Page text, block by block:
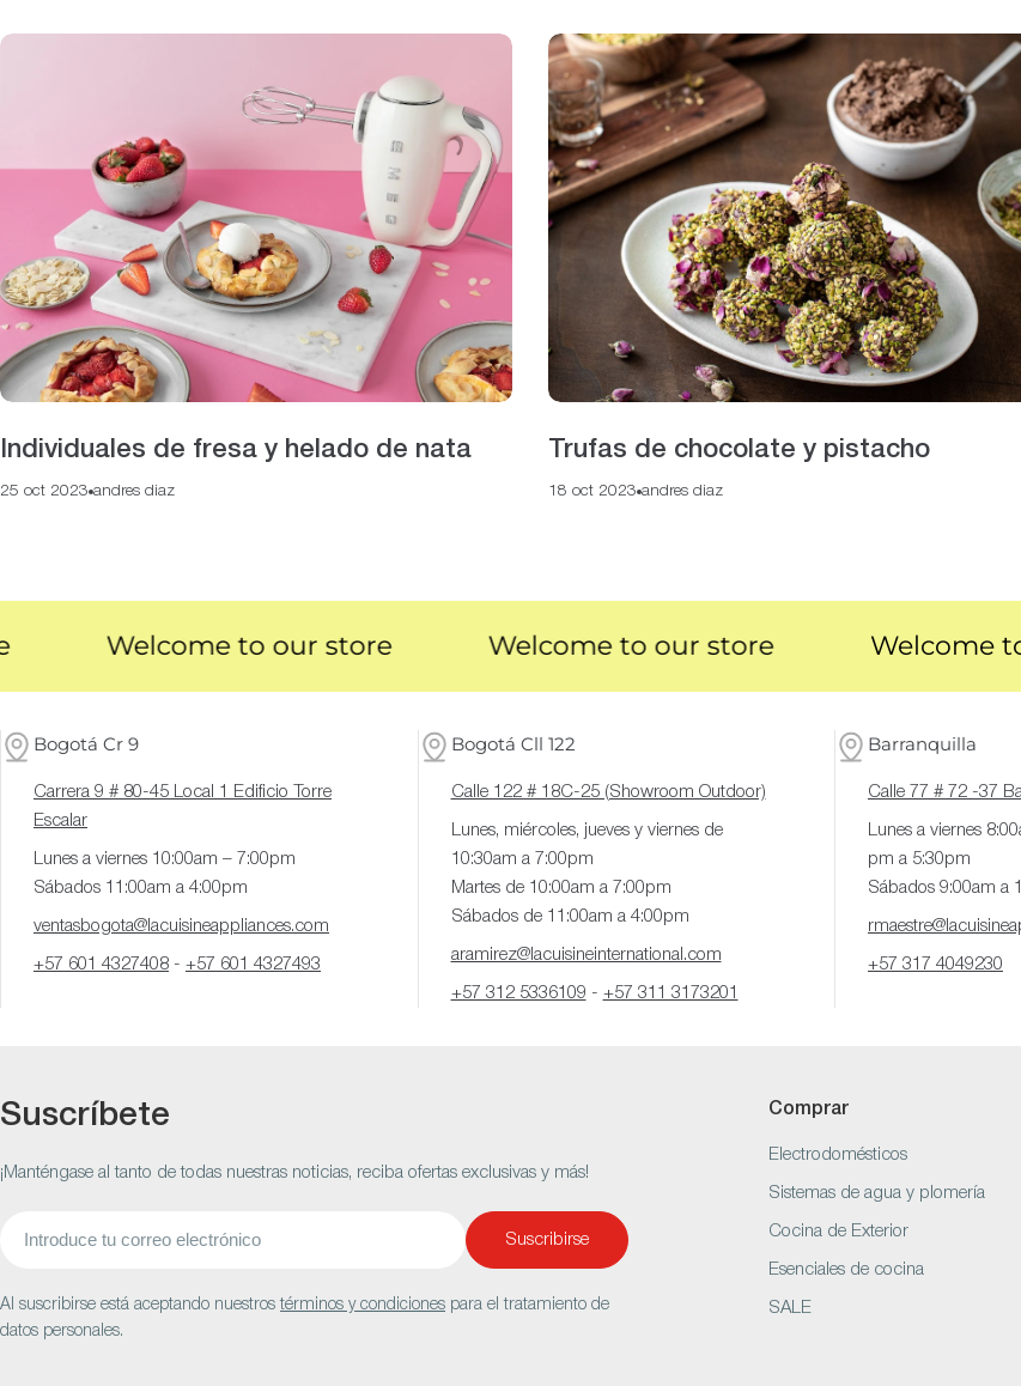
Individuales de fresa y helado de nata
25 oct 2023 andres diaz
Trufas de chocolate y pistacho
18 oct 2023 andres diaz
Welcome to our store Welcome to our store Welcome to
Bogotá Cr 9
Carrera 9 # 80-45 Local 1 Edificio Torre
Escalar
Lunes a viernes 10:00am – 7:00pm
Sábados 11:00am a 4:00pm
ventasbogota@lacuisineappliances.com
+57 601 4327408 - +57 601 4327493
Bogotá Cll 122
Calle 122 # 18C-25 (Showroom Outdoor)
Lunes, miércoles, jueves y viernes de
10:30am a 7:00pm
Martes de 10:00am a 7:00pm
Sábados de 11:00am a 4:00pm
aramirez@lacuisineinternational.com
+57 312 5336109 - +57 311 3173201
Barranquilla
Calle 77 # 72 -37
Lunes a viernes
pm a 5:30pm
Sábados 9:00am a
+57 317 4049230
Suscríbete
¡Manténgase al tanto de todas nuestras noticias, reciba ofertas exclusivas y más!
Suscribirse
Al suscribirse está aceptando nuestrostérminos y condiciones para el tratamiento de
datos personales.
Comprar
Electrodomésticos
Sistemas de agua y plomería
Cocina de Exterior
Esenciales de cocina
SALE